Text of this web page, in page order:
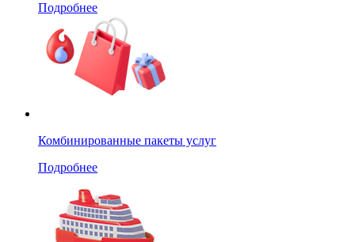
Подробнее
Комбинированные пакеты услуг
Подробнее